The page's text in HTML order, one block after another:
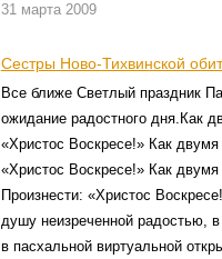
31 марта 2009
Сестры Ново-Тихвинской
Все ближе Светлый праздник
ожидание радостного дня.Как
«Христос Воскресе!» Как
«Христос Воскресе!» Как
Произнести: «Христос
душу неизреченной радостью,
в пасхальной виртуальной